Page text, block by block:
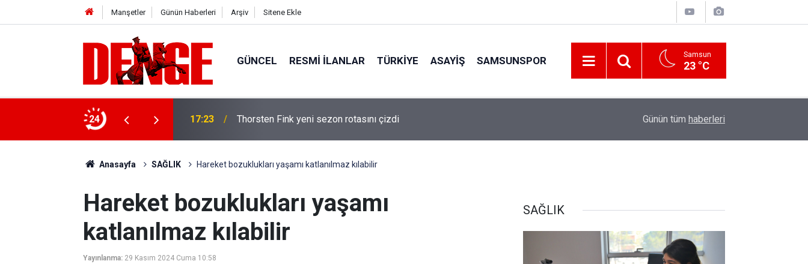
Manşetler Günün Haberleri Arşiv Sitene Ekle
GÜNCEL RESMI İLANLAR TÜRKİYE ASAYİŞ SAMSUNSPOR Samsun
23 °C
24 17:23 Thorsten Fink yeni sezon rotasını çizdi Vatandaşlar evlerinden danışmanlık hizmeti
Günün tüm haberleri
Anasayfa SAĞLIK Hareket bozuklukları yaşamı katlanılmaz kılabilir
Hareket bozuklukları yaşamı
katlanılmaz kılabilir
Yayınlanma: 29 Kasım 2024 Cuma 10:58
SAĞLIK